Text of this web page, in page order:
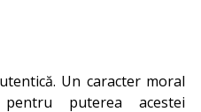
Un caracter moral
puterea acestei